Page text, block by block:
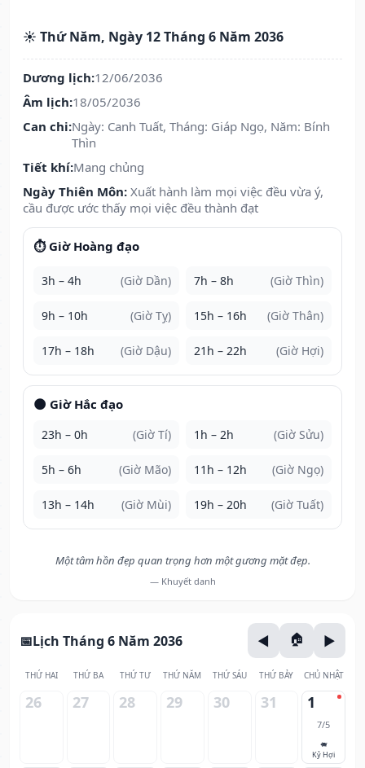
☀️ Thứ Năm, Ngày 12 Tháng 6 Năm 2036
Dương lịch:12/06/2036
Âm lịch:18/05/2036
Can chi:Ngày: Canh Tuất, Tháng: Giáp Ngọ, Năm: Bính
Thìn
Tiết khí:Mang chủng
Ngày Thiên Môn: Xuất hành làm mọi việc đều vừa ý,
cầu được ước thấy mọi việc đều thành đạt
⏱️ Giờ Hoàng đạo
3h – 4h (Giờ Dần) 7h – 8h (Giờ Thìn)
9h – 10h (Giờ Tỵ) 15h – 16h (Giờ Thân)
17h – 18h (Giờ Dậu) 21h – 22h (Giờ Hợi)
🌑 Giờ Hắc đạo
23h – 0h (Giờ Tí) 1h – 2h (Giờ Sửu)
5h – 6h (Giờ Mão) 11h – 12h (Giờ Ngọ)
13h – 14h (Giờ Mùi) 19h – 20h (Giờ Tuất)
Một tâm hồn đẹp quan trọng hơn một gương mặt đẹp.
— Khuyết danh
Lịch Tháng 6 Năm 2036
THỨ HAI THỨ BA THỨ TƯ THỨ NĂM THỨ SÁU THỨ BẢY CHỦ NHẬT
26 27 28 29 30 31 1
7/5
🐖
Kỷ Hợi